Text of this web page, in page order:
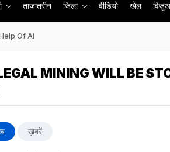
ताज़ातरीन जिला वीडियो खेल
Of Ai
MINING WILL BE
ख़बरें